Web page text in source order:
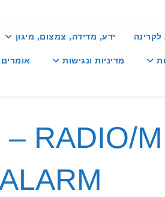
לקרינה ידע, מדידה, צמצום, מיגון
מדיניות ונגישות
RADIO/